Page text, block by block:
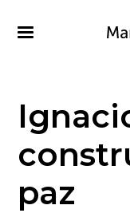
contenido
paz